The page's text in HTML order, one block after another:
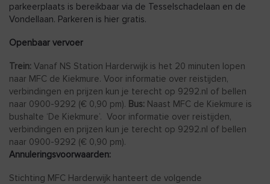
parkeerplaats is bereikbaar via de Tesselschadelaan en de
Vondellaan. Parkeren is hier gratis.
Openbaar vervoer
Trein: Vanaf NS Station Harderwijk is het 20 minuten lopen
naar MFC de Kiekmure. Voor informatie over reistijden,
verbindingen en prijzen kun je terecht op 9292.nl of bellen
naar 0900-9292 (€ 0,90 pm). Bus: Naast MFC de Kiekmure is
bushalte ‘De Kiekmure’. Voor informatie over reistijden,
verbindingen en prijzen kun je terecht op 9292.nl of bellen
naar 0900-9292 (€ 0,90 pm).
Annuleringsvoorwaarden:
Stichting MFC Harderwijk hanteert de volgende